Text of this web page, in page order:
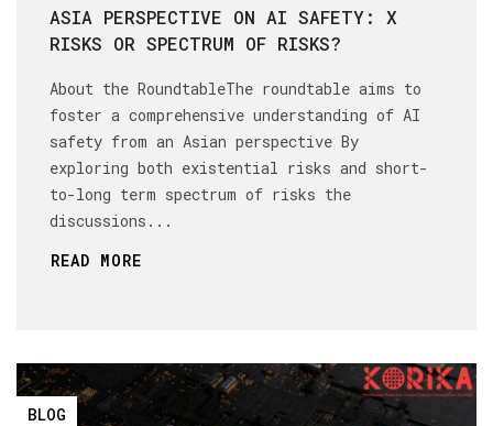
ASIA PERSPECTIVE ON AI SAFETY: X
RISKS OR SPECTRUM OF RISKS?
About the RoundtableThe roundtable aims to
foster a comprehensive understanding of AI
safety from an Asian perspective By
exploring both existential risks and short-
to-long term spectrum of risks the
discussions...
READ MORE
BLOG